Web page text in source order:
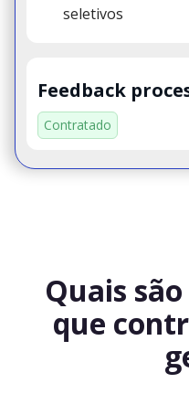
seletivos
Feedback
Contratado
Quais
que